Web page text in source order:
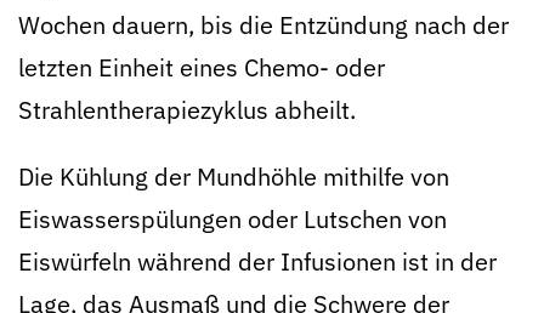
Wochen dauern, bis die Entzündung nach der
letzten Einheit eines Chemo- oder
Strahlentherapiezyklus abheilt.
Die Kühlung der Mundhöhle mithilfe von
Eiswasserspülungen oder Lutschen von
Eiswürfeln während der Infusionen ist in der
Lage, das Ausmaß und die Schwere der